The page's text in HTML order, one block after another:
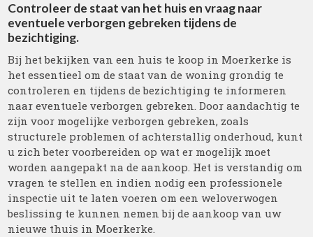
Controleer de staat van het huis en vraag naar
eventuele verborgen gebreken tijdens de
bezichtiging.
Bij het bekijken van een huis te koop in Moerkerke is
het essentieel om de staat van de woning grondig te
controleren en tijdens de bezichtiging te informeren
naar eventuele verborgen gebreken. Door aandachtig te
zijn voor mogelijke verborgen gebreken, zoals
structurele problemen of achterstallig onderhoud, kunt
u zich beter voorbereiden op wat er mogelijk moet
worden aangepakt na de aankoop. Het is verstandig om
vragen te stellen en indien nodig een professionele
inspectie uit te laten voeren om een weloverwogen
beslissing te kunnen nemen bij de aankoop van uw
nieuwe thuis in Moerkerke.